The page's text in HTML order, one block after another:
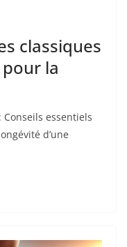
classiques
la
essentiels
d’une